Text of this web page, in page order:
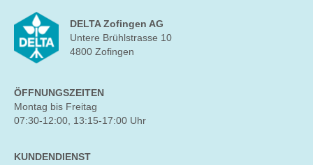
DELTA Zofingen AG
Untere Brühlstrasse 10
4800 Zofingen
ÖFFNUNGSZEITEN
Montag bis Freitag
07:30-12:00, 13:15-17:00 Uhr
KUNDENDIENST